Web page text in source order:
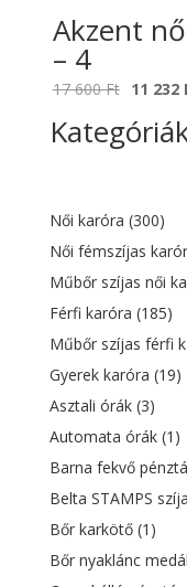
Akzent
– 4
17 600Ft Original
was:
11 232
Női karóra (300)
Női fémszíjas
Műbőr szíjas női
Férfi karóra (185)
Műbőr szíjas férfi
Gyerek karóra (19)
Asztali órák (3)
Automata órák (1)
Barna fekvő
Belta STAMPS
Bőr karkötő (1)
Bőr nyaklánc